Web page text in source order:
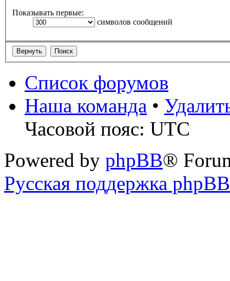
Показывать первые:
символов сообщений
Список форумов
Наша команда •
Часовой пояс: UTC
Powered by phpBB®
Русская поддержка phpBB